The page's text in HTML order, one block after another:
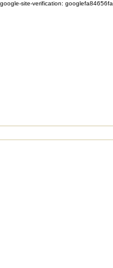
google-site-verification: